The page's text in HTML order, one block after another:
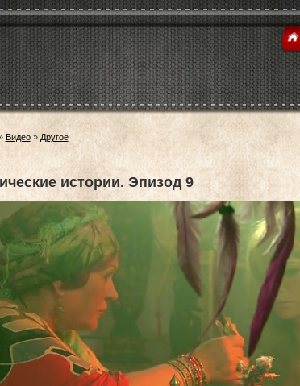
Видео» Другое
истории. Эпизод 9